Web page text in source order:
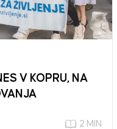
V KOPRU, NA
2 MIN